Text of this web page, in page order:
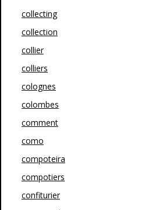
collecting
collection
collier
colliers
colognes
colombes
comment
como
compoteira
compotiers
confiturier